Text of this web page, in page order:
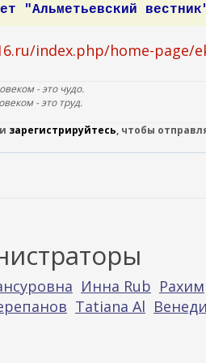
"Альметьевский
index.php/home-page/
- это чудо.
- это труд.
зарегистрируйтесь, чтобы
Инна Rub Рахим
Tatiana Al